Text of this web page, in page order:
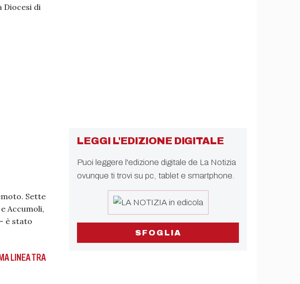
Diocesi di
Sette
Accumoli,
è stato
LINEA TRA
LEGGI L'EDIZIONE DIGITALE
Puoi leggere l'edizione digitale de La Notizia
ovunque ti trovi su pc, tablet e smartphone.
SFOGLIA